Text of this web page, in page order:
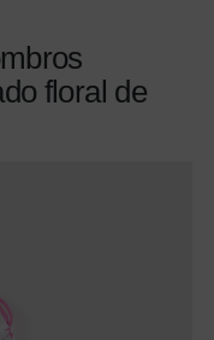
floral de